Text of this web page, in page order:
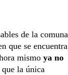
de la comuna
que se encuentra
mismo ya no
la única